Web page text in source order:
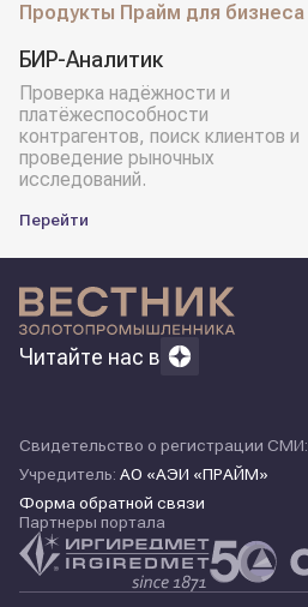
Продукты Прайм для бизнеса
БИР-Аналитик
Проверка надёжности и
платёжеспособности
контрагентов, поиск клиентов и
проведение рыночных
исследований.
Перейти
Читайте нас в
Свидетельство о регистрации СМИ:
Учредитель: АО «АЭИ «ПРАЙМ»
Форма обратной связи
Партнеры портала